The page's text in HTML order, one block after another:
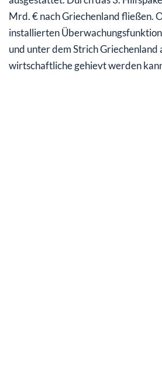
Mrd. € nach Griechenland fließen.
installierten
und unter dem Strich Griechenland
wirtschaftliche gehievt werden